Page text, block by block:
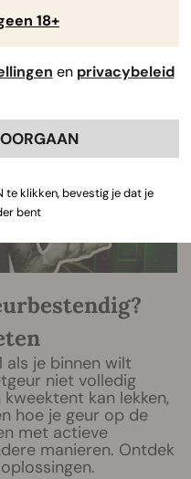
als je binnen wilt
niet volledig
kan lekken,
hoe je geur op de
met actieve
manieren. Ontdek
18+
en privacybeleid
te klikken, bevestig je dat je
bent